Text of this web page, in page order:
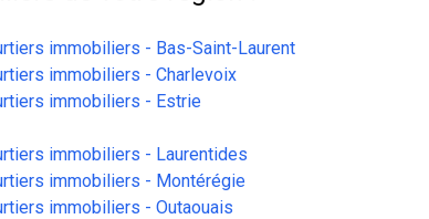
immobiliers - Bas-Saint-Laurent
immobiliers - Charlevoix
immobiliers - Estrie
immobiliers - Laurentides
immobiliers - Montérégie
immobiliers - Outaouais